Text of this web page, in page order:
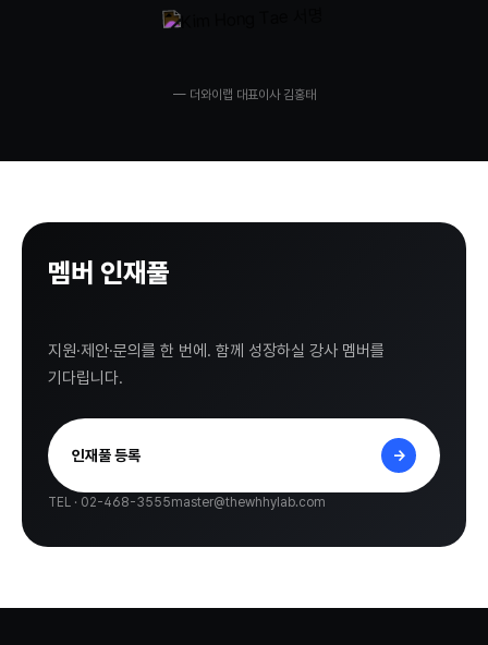
— 더와이랩 대표이사 김홍태
멤버 인재풀
지원·제안·문의를 한 번에. 함께 성장하실 강사 멤버를
기다립니다.
인재풀 등록 →
TEL · 02-468-3555master@thewhhylab.com